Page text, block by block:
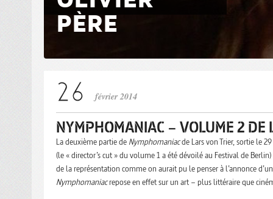
PÈRE
février 2014
NYMPHOMANIAC – VOLUME 2 DE
La deuxième partie de Nymphomaniacde Lars von Trier, sortie le
(le « director’s cut » du volume 1 a été dévoilé au Festival de
de la représentation comme on aurait pu le penser à l’annonce
Nymphomaniacrepose en effet sur un art – plus littéraire que